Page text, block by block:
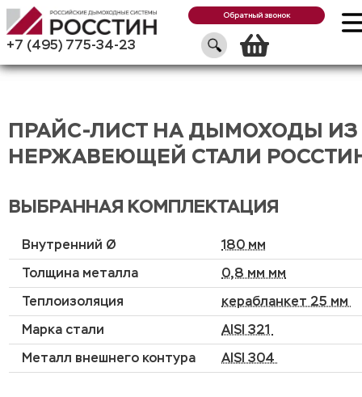
+7 (495) 775-34-23
Обратный звонок
ПРАЙС-ЛИСТ НА ДЫМОХОДЫ ИЗ
НЕРЖАВЕЮЩЕЙ СТАЛИ
ВЫБРАННАЯ КОМПЛЕКТАЦИЯ
Внутренний Ø
180 мм
Толщина металла
0,8 мм мм
Теплоизоляция
керабланкет 25 мм
Марка стали
AISI 321
Металл внешнего контура
AISI 304